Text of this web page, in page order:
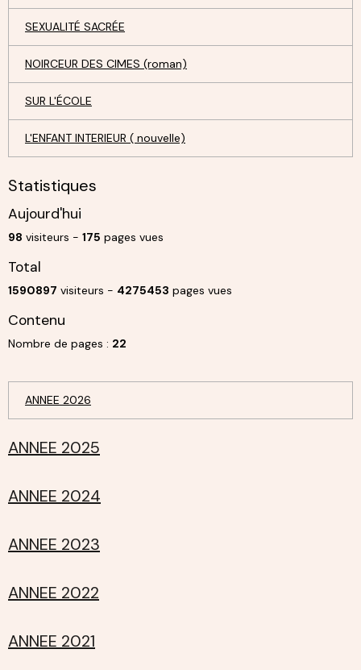
SEXUALITÉ SACRÉE
NOIRCEUR DES CIMES (roman)
SUR L'ÉCOLE
L'ENFANT INTERIEUR ( nouvelle)
Statistiques
Aujourd'hui
98 visiteurs - 175 pages vues
Total
1590897 visiteurs - 4275453 pages vues
Contenu
Nombre de pages : 22
ANNEE 2026
ANNEE 2025
ANNEE 2024
ANNEE 2023
ANNEE 2022
ANNEE 2021